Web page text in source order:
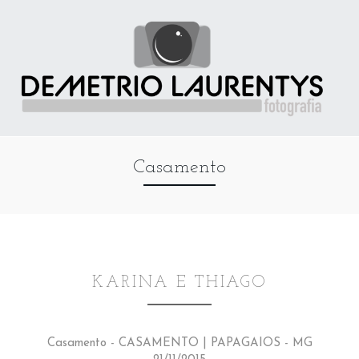
Casamento
KARINA E THIAGO
Casamento - CASAMENTO | PAPAGAIOS - MG